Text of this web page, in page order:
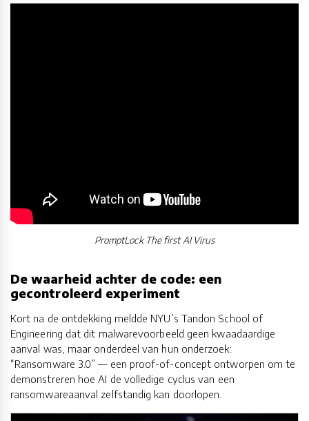
PromptLock The first AI Virus
De waarheid achter de code: een
gecontroleerd experiment
Kort na de ontdekking meldde NYU’s Tandon School of
Engineering dat dit malwarevoorbeeld geen kwaadaardige
aanval was, maar onderdeel van hun onderzoek:
“Ransomware 3.0” — een proof-of-concept ontworpen om te
demonstreren hoe AI de volledige cyclus van een
ransomwareaanval zelfstandig kan doorlopen.